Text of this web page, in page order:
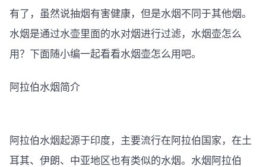
有了，虽然说抽烟有害健康，但是水烟不同于其他烟。
水烟是通过水壶里面的水对烟进行过滤，水烟壶怎么
用？下面随小编一起看看水烟壶怎么用吧。
阿拉伯水烟简介
阿拉伯水烟起源于印度，主要流行在阿拉伯国家，在土
耳其、伊朗、中亚地区也有类似的水烟。水烟阿拉伯